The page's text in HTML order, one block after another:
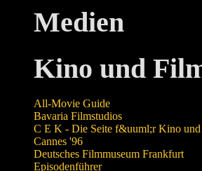
Medien
Kino und
All-Movie Guide
Bavaria Filmstudios
C E K - Die Seite f&uuml;r Kino
Cannes '96
Deutsches Filmmuseum Frankfurt
Episodenführer